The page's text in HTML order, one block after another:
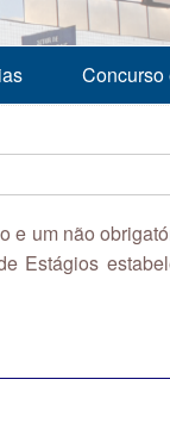
Concurso
um não
Estágios